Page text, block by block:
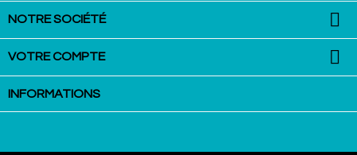
NOTRE SOCIÉTÉ 
VOTRE COMPTE 
INFORMATIONS